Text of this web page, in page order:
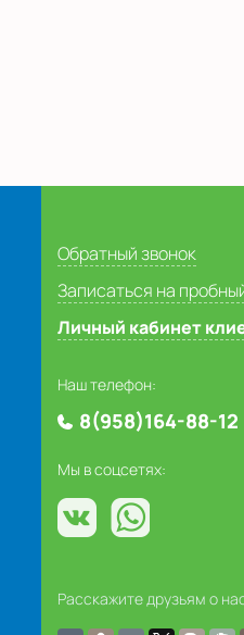
Обратный звонок
Записаться на
Личный кабинет
Наш телефон:
8(958)164-88-12
Мы в соцсетях:
Расскажите друзьям о